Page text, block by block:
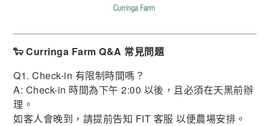
🐑 Curringa Farm Q&A 常見問題
Q1. Check-in 有限制時間嗎？
A: Check-in 時間為下午 2:00 以後，且必須在天黑前辦
理。
如客人會晚到，請提前告知 FIT 客服 以便農場安排。